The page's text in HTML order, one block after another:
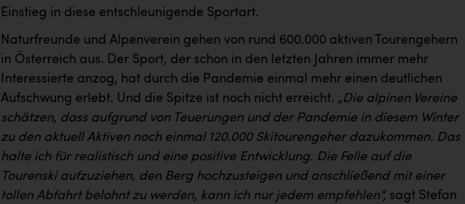
Einstieg in diese entschleunigende Sportart.
Naturfreunde und Alpenverein gehen von rund 600.000 aktiven Tourengehern
in Österreich aus. Der Sport, der schon in den letzten Jahren immer mehr
Interessierte anzog, hat durch die Pandemie einmal mehr einen deutlichen
Aufschwung erlebt. Und die Spitze ist noch nicht erreicht. „Die alpinen Vereine
schätzen, dass aufgrund von Teuerungen und der Pandemie in diesem Winter
zu den aktuell Aktiven noch einmal 120.000 Skitourengeher dazukommen. Das
halte ich für realistisch und eine positive Entwicklung. Die Felle auf die
Tourenski aufzuziehen, den Berg hochzusteigen und anschließend mit einer
tollen Abfahrt belohnt zu werden, kann ich nur jedem empfehlen“, sagt Stefan